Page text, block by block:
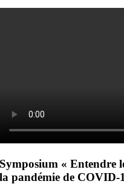
Symposium « Entendre
la pandémie de COVID-